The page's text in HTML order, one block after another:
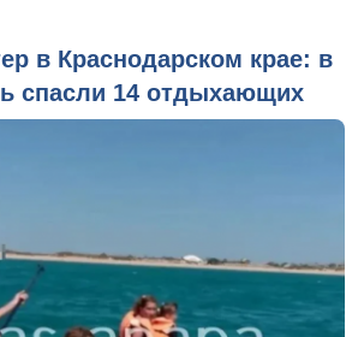
в Краснодарском крае: в
спасли 14 отдыхающих